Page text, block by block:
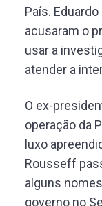
País.
acusaram o
usar a
atender a
O ex-
operação da
luxo
Rousseff
alguns
governo no